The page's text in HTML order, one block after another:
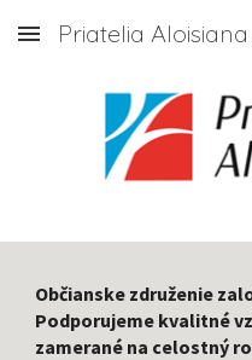
Skip to main content
Priatelia Aloisiana
Občianske združenie
Podporujeme kvalitné
zamerané na celostný